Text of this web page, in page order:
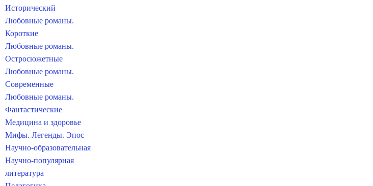
Исторический
Любовные романы.
Короткие
Любовные романы.
Остросюжетные
Любовные романы.
Современные
Любовные романы.
Фантастические
Медицина и здоровье
Мифы. Легенды. Эпос
Научно-образовательная
Научно-популярная
литература